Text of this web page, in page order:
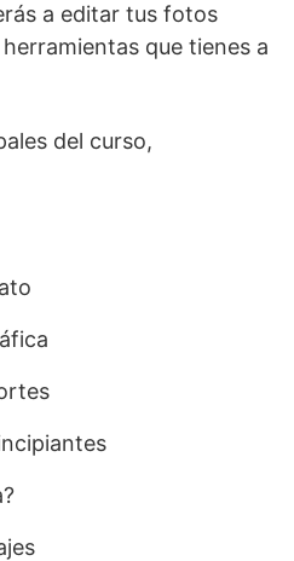
a editar tus fotos
que tienes a
del curso,